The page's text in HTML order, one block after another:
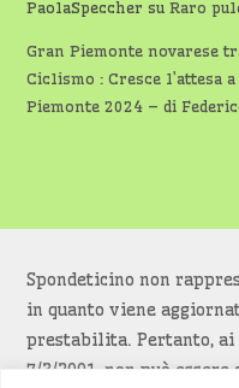
PaolaSpeccher suRaro
Gran Piemonte novarese
Ciclismo : Cresce l’attesa
Piemonte 2024 – di
Spondeticino non
in quanto viene
prestabilita. Pertanto, ai
7/3/2001, non può